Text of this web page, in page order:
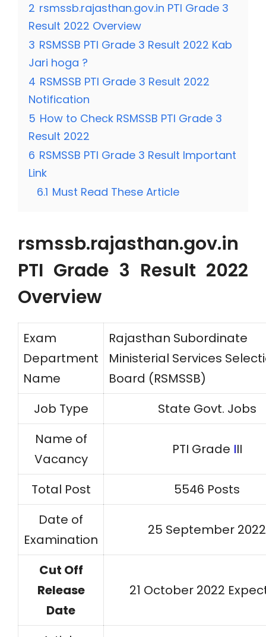
2 rsmssb.rajasthan.gov.in PTI Grade 3
Result 2022 Overview
3 RSMSSB PTI Grade 3 Result 2022 Kab
Jari hoga ?
4 RSMSSB PTI Grade 3 Result 2022
Notification
5 How to Check RSMSSB PTI Grade 3
Result 2022
6 RSMSSB PTI Grade 3 Result Important
Link
6.1 Must Read These Article
rsmssb.rajasthan.gov.in
PTI Grade 3 Result 2022
Overview
Exam
Department
Name
Rajasthan Subordinate
Ministerial Services
Board (RSMSSB)
Job Type
State Govt. Jobs
Name of
Vacancy
PTI Grade III
Total Post
5546 Posts
Date of
Examination
25 September 2022
Cut Off
Release
Date
21 October 2022